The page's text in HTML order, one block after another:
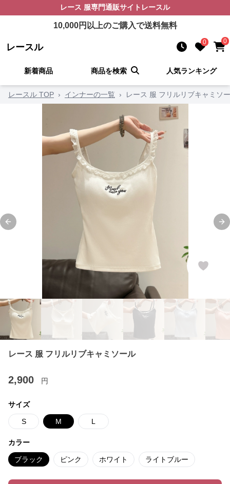
レース 服専門通販サイト レースル
10,000円以上のご購入で送料無料
レースル 0 0
新着商品 商品を検索 人気ランキング
レースル TOP › インナーの一覧 › レース 服 フリルリブキャミソ
Previous slide
レース 服 フリルリブキャミソール
2,900 円
サイズ
S M L
カラー
ブラック ピンク ホワイト ライトブルー